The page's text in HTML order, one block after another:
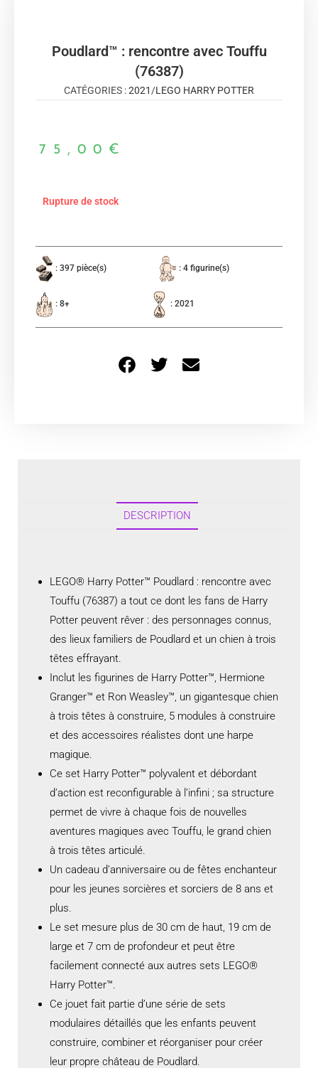
Poudlard™ : rencontre avec Touffu
(76387)
CATÉGORIES :2021 /LEGO HARRY POTTER
75,00 €
Rupture de stock
: 397 pièce(s) : 4 figurine(s)
: 8+ : 2021
DESCRIPTION
LEGO® Harry Potter™ Poudlard : rencontre avec
Touffu (76387) a tout ce dont les fans de Harry
Potter peuvent rêver : des personnages connus,
des lieux familiers de Poudlard et un chien à trois
têtes effrayant.
Inclut les figurines de Harry Potter™, Hermione
Granger™ et Ron Weasley™, un gigantesque chien
à trois têtes à construire, 5 modules à construire
et des accessoires réalistes dont une harpe
magique.
Ce set Harry Potter™ polyvalent et débordant
d’action est reconfigurable à l’infini ; sa structure
permet de vivre à chaque fois de nouvelles
aventures magiques avec Touffu, le grand chien
à trois têtes articulé.
Un cadeau d’anniversaire ou de fêtes enchanteur
pour les jeunes sorcières et sorciers de 8 ans et
plus.
Le set mesure plus de 30 cm de haut, 19 cm de
large et 7 cm de profondeur et peut être
facilement connecté aux autres sets LEGO®
Harry Potter™.
Ce jouet fait partie d’une série de sets
modulaires détaillés que les enfants peuvent
construire, combiner et réorganiser pour créer
leur propre château de Poudlard.